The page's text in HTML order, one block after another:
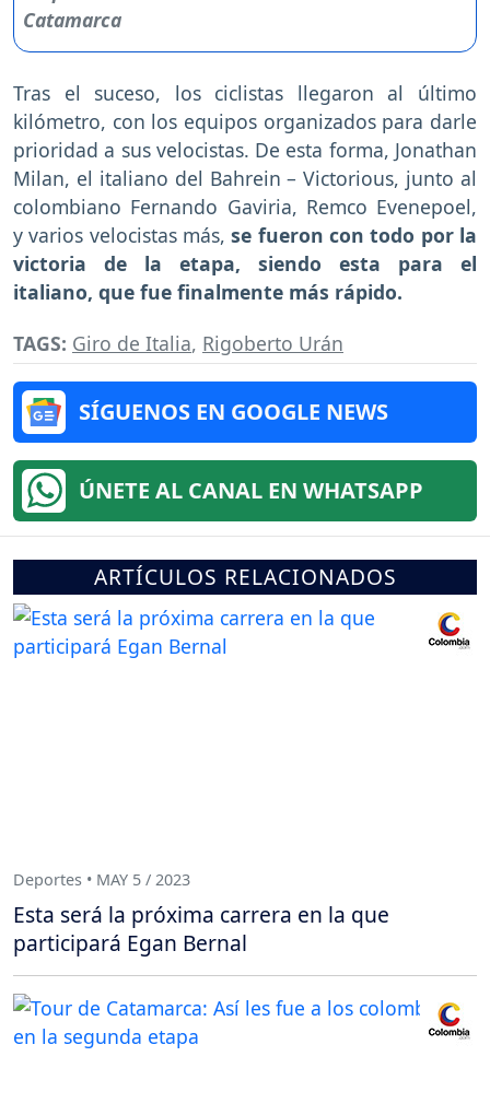
Tras el suceso, los ciclistas llegaron al último
kilómetro, con los equipos organizados para darle
prioridad a sus velocistas. De esta forma, Jonathan
Milan, el italiano del Bahrein – Victorious, junto al
colombiano Fernando Gaviria, Remco Evenepoel,
y varios velocistas más,se fueron con todo por la
victoria de la etapa, siendo esta para el
italiano, que fue finalmente más rápido.
TAGS: Giro de Italia, Rigoberto Urán
SÍGUENOS EN GOOGLE NEWS
ÚNETE AL CANAL EN WHATSAPP
ARTÍCULOS RELACIONADOS
Deportes • MAY 5 / 2023
Esta será la próxima carrera en la que
participará Egan Bernal